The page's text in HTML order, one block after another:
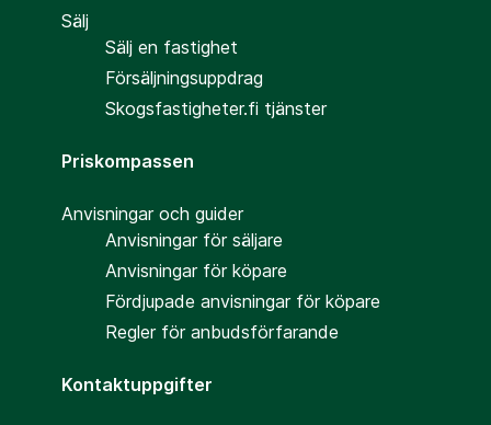
Sälj
Sälj en fastighet
Försäljningsuppdrag
Skogsfastigheter.fi tjänster
Priskompassen
Anvisningar och guider
Anvisningar för säljare
Anvisningar för köpare
Fördjupade anvisningar för köpare
Regler för anbudsförfarande
Kontaktuppgifter